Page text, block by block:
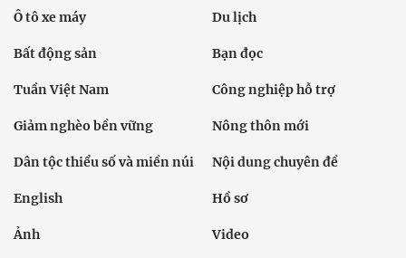
Ô tô xe máy Du lịch
Bất động sản Bạn đọc
Tuần Việt Nam Công nghiệp hỗ trợ
Giảm nghèo bền vững Nông thôn mới
Dân tộc thiểu số và miền núi Nội dung chuyên đề
English Hồ sơ
Ảnh Video